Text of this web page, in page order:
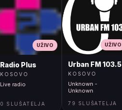
UŽIVO
Radio Plus
KOSOVO
Live radio
0 SLUŠATELJA
UŽIVO
Urban FM 103.5
KOSOVO
Unknown -
Unknown
79 SLUŠATELJA